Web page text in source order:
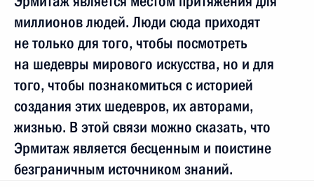
миллионов людей. Люди сюда приходят
не только для того, чтобы посмотреть
на шедевры мирового искусства, но и для
того, чтобы познакомиться с историей
создания этих шедевров, их авторами,
жизнью. В этой связи можно сказать, что
Эрмитаж является бесценным и поистине
безграничным источником знаний.